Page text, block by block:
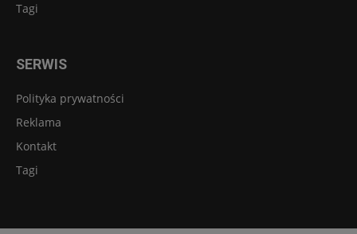
Tagi
SERWIS
Polityka prywatności
Reklama
Kontakt
Tagi